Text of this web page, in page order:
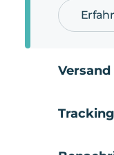
Versand
Tracking